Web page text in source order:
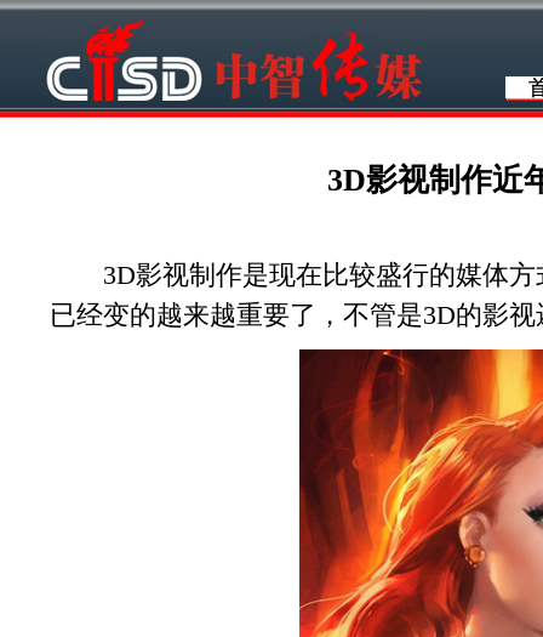
3D影视制作近
3D影视制作是现在比较盛行的媒体方
已经变的越来越重要了，不管是3D的影